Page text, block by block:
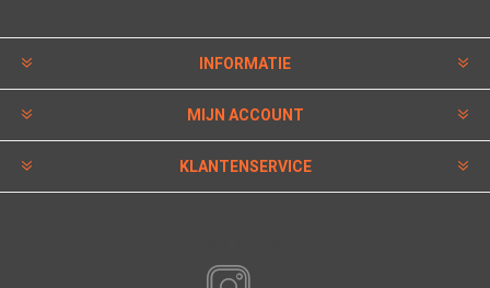
INFORMATIE
MIJN ACCOUNT
KLANTENSERVICE